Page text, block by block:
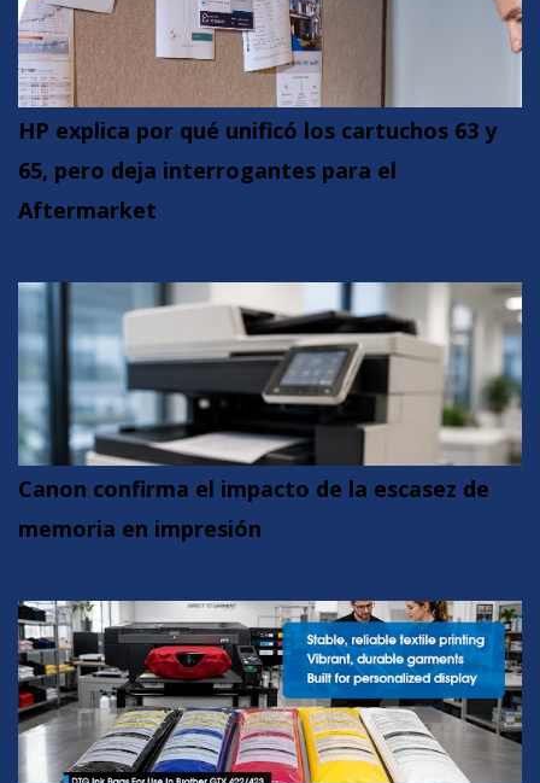
HP explica por qué unificó los cartuchos 63 y
65, pero deja interrogantes para el
Aftermarket
Canon confirma el impacto de la escasez de
memoria en impresión